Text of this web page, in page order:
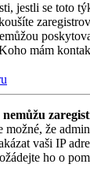
jestli se toto
mám
nemůžu
možné, že
vaši IP
ho o